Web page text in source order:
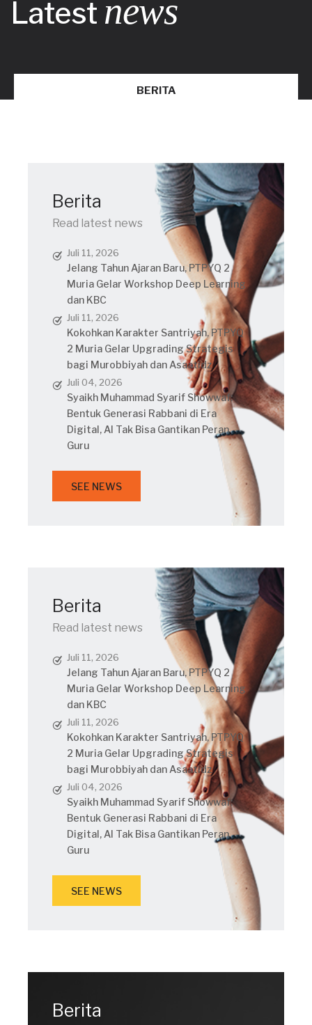
Latest news
BERITA
Berita
Read latest news
Juli 11, 2026
Jelang Tahun Ajaran Baru, PTPYQ 2
Muria Gelar Workshop Deep Learning
dan KBC
Juli 11, 2026
Kokohkan Karakter Santriyah, PTPYQ
2 Muria Gelar Upgrading Strategis
bagi Murobbiyah dan Asaatidz
Juli 04, 2026
Syaikh Muhammad Syarif Showwaf:
Bentuk Generasi Rabbani di Era
Digital, AI Tak Bisa Gantikan Peran
Guru
SEE NEWS
Berita
Read latest news
Juli 11, 2026
Jelang Tahun Ajaran Baru, PTPYQ 2
Muria Gelar Workshop Deep Learning
dan KBC
Juli 11, 2026
Kokohkan Karakter Santriyah, PTPYQ
2 Muria Gelar Upgrading Strategis
bagi Murobbiyah dan Asaatidz
Juli 04, 2026
Syaikh Muhammad Syarif Showwaf:
Bentuk Generasi Rabbani di Era
Digital, AI Tak Bisa Gantikan Peran
Guru
SEE NEWS
Berita